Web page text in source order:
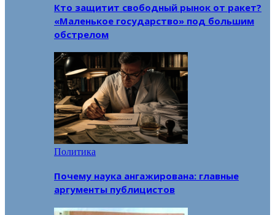
Кто защитит свободный рынок от ракет?
«Маленькое государство» под большим
обстрелом
Политика
Почему наука ангажирована: главные
аргументы публицистов